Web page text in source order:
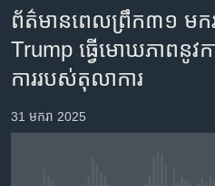
ទំព័រ​
ព័ត៌មាន​​
ម្តង
និង​
ហេឡូវីអូអេ
កម្ពុជាច្នៃប្រតិដ្ឋ
ព្រឹត្តិការណ៍ព័ត៌មាន
ទូរទស្សន៍ / វីដេអូ​
Spotify
ព័ត៌មាន​ពេល​ព្រឹក៣១ មក
Trump ធ្វើ​មោឃភាព​នូវ​
ការ​របស់​តុលាការ
31 មករា 2025